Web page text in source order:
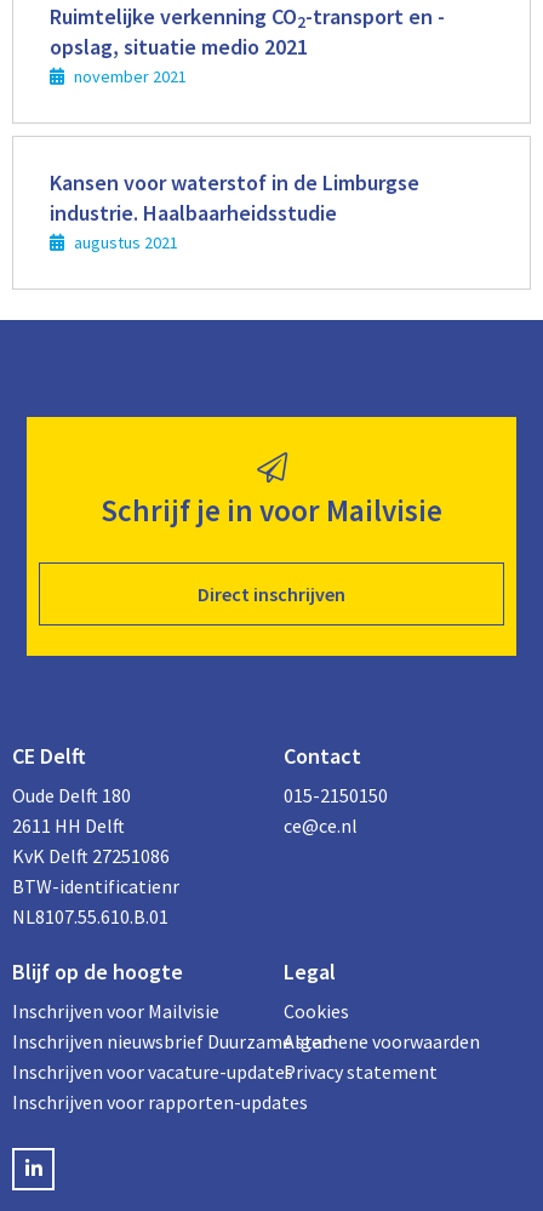
Ruimtelijke verkenning CO2-transport en -
opslag, situatie medio 2021
november 2021
meer
Kansen voor waterstof in de Limburgse
industrie. Haalbaarheidsstudie
augustus 2021
meer
Schrijf je in voor Mailvisie
Direct inschrijven
CE Delft
Oude Delft 180
2611 HH Delft
KvK Delft 27251086
BTW-identificatienr
NL8107.55.610.B.01
Contact
015-2150150
ce@ce.nl
Blijf op de hoogte
Inschrijven voor Mailvisie
Inschrijven nieuwsbrief Duurzame stad
Inschrijven voor vacature-updates
Inschrijven voor rapporten-updates
LinkedIN
Legal
Cookies
Algemene voorwaarden
Privacy statement